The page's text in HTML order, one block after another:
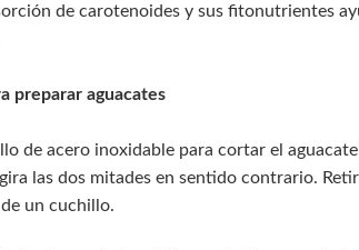
de carotenoides y sus fitonutrientes
preparar aguacates
de acero inoxidable para cortar el
las dos mitades en sentido contrario.
un cuchillo.